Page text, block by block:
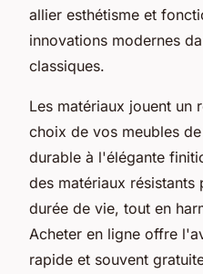
allier esthétisme et
innovations modernes
classiques.
Les matériaux jouent un
choix de vos meubles
durable à l'élégante
des matériaux résistants
durée de vie, tout en
Acheter en ligne offre
rapide et souvent